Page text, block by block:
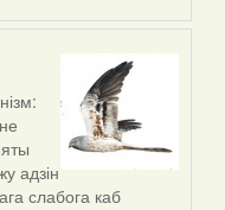
адзін
слабога каб